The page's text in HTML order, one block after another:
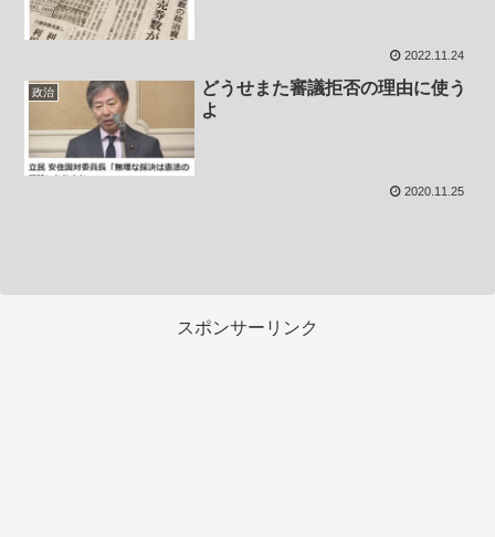
2022.11.24
政治
どうせまた審議拒否の理由に使う
よ
2020.11.25
スポンサーリンク